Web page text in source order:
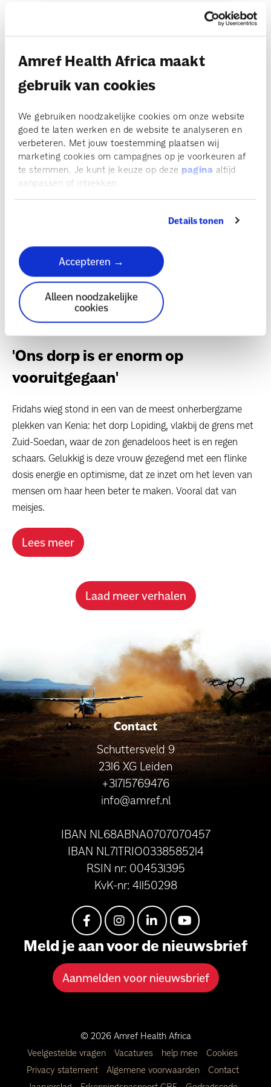
Amref Health Africa maakt
gebruik van cookies
We gebruiken noodzakelijke cookies om onze website
goed te laten werken en de website te analyseren en
verbeteren. Met jouw toestemming plaatsen wij
marketing cookies om campagnes op je voorkeuren af
te stemmen. Je kunt je keuze op deze pagina altijd
aanpassen of intrekken.
Details tonen
Accepteren →
Alleen noodzakelijke
cookies
Hartsvriendinnen Kevina en Vivian, beiden 17, delen veel: ze
gaan samen naar school, studeren graag in elkaars
gezelschap en ze weten beiden hoe rot het is om te
hebt. "Vroeger bleef ik thuis als ik menstrueerde. Ik was
zou zien.”
Lees meer
'Ons dorp is er enorm op
vooruitgegaan'
Fridahs wieg stond in een van de meest onherbergzame
plekken van Kenia: het dorp Lopiding, vlakbij de grens met
Zuid-Soedan, waar de zon genadeloos heet is en regen
schaars. Gelukkig is deze vrouw gezegend met een flinke
dosis energie en optimisme, dat ze inzet om het leven van
mensen om haar heen beter te maken. Vooral dat van
meisjes.
Lees meer
Laad meer verhalen
Contact
Schuttersveld 9
2316 XG Leiden
+31715769476
info@amref.nl
IBAN NL68ABNA0707070457
IBAN NL71TRIO0338585214
RSIN nr: 004531395
KvK-nr: 41150298
Meld je aan voor de nieuwsbrief
Aanmelden voor nieuwsbrief
© 2026 Amref Health Africa
Veelgestelde vragen
Vacatures help mee
Cookies
Privacy statement
Algemene voorwaarden
Contact